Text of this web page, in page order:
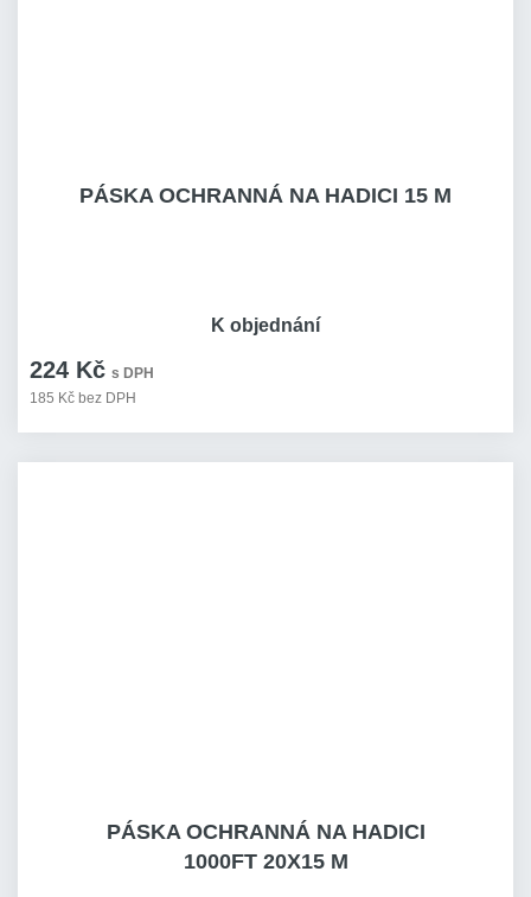
PÁSKA OCHRANNÁ NA HADICI 15 M
224 Kč s DPH
185 Kč bez DPH
K objednání
PÁSKA OCHRANNÁ NA HADICI
1000FT 20X15 M